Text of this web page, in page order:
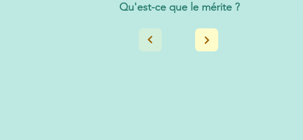
Qu'est-ce que le mérite ?